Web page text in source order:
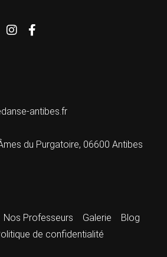
antibes.fr
du Purgatoire, 06600 Antibes
Nos Professeurs Galerie
Blog
de confidentialité